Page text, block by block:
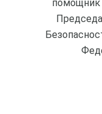
помощник